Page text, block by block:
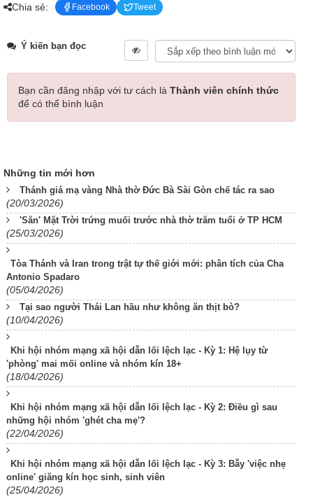
Chia sẻ: Facebook Tweet
Ý kiến bạn đọc
Bạn cần đăng nhập với tư cách là Thành viên chính thức
để có thể bình luận
Những tin mới hơn
Thánh giá mạ vàng Nhà thờ Đức Bà Sài Gòn chế tác ra sao
(20/03/2026)
'Săn' Mặt Trời trứng muối trước nhà thờ trăm tuổi ở TP HCM
(25/03/2026)
Tòa Thánh và Iran trong trật tự thế giới mới: phân tích của Cha
Antonio Spadaro
(05/04/2026)
Tại sao người Thái Lan hầu như không ăn thịt bò?
(10/04/2026)
Khi hội nhóm mạng xã hội dẫn lối lệch lạc - Kỳ 1: Hệ lụy từ
'phòng' mai mối online và nhóm kín 18+
(18/04/2026)
Khi hội nhóm mạng xã hội dẫn lối lệch lạc - Kỳ 2: Điều gì sau
những hội nhóm 'ghét cha mẹ'?
(22/04/2026)
Khi hội nhóm mạng xã hội dẫn lối lệch lạc - Kỳ 3: Bẫy 'việc nhẹ
online' giăng kín học sinh, sinh viên
(25/04/2026)